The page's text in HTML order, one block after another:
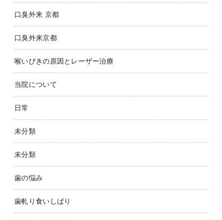
口臭外来 京都
口臭外来京都
喉いびきの原因とレーザー治療
当院について
日常
未分類
未分類
歯の悩み
歯軋り食いしばり